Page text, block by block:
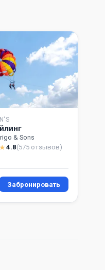
& Sons
★ 4.8(575 отзывов)
Забронировать